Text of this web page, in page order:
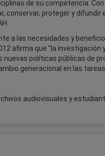
de su competencia.
conservar, proteger y
a las necesidades y
afirma que "la
nuevas políticas públicas de
generacional en las
audiovisuales y